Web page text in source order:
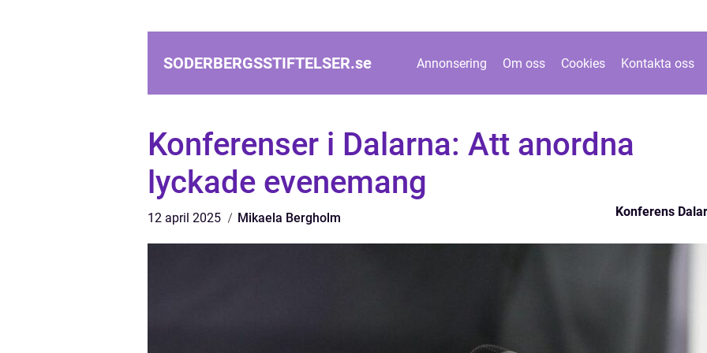
SODERBERGSSTIFTELSER.se Annonsering Om oss Cookies Kontakta oss
Konferenser i Dalarna: Att anordna
lyckade evenemang
12 april 2025 Mikaela Bergholm Konferens